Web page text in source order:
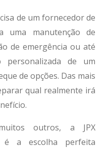
de um fornecedor de
uma manutenção de
de emergência ou até
de um
de opções. Das mais
qual realmente irá
outros, a JPX
é a escolha perfeita